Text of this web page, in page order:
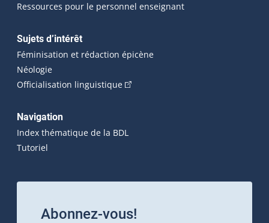
Ressources pour le personnel enseignant
Sujets d’intérêt
Féminisation et rédaction épicène
Néologie
Officialisation linguistique(Cet hyperlien externe s'ouvrira
Navigation
Index thématique de la BDL
Tutoriel
Abonnez-vous!